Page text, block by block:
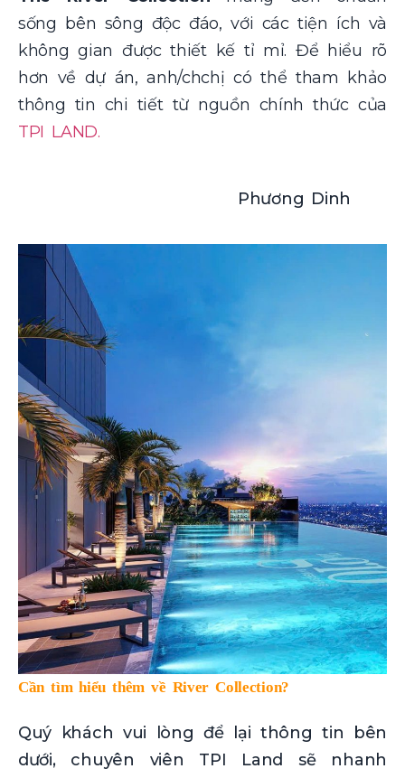
sống bên sông độc đáo, với các tiện ích và
không gian được thiết kế tỉ mỉ. Để hiểu rõ
hơn về dự án, anh/chchị có thể tham khảo
thông tin chi tiết từ nguồn chính thức của
TPI LAND.
Phương Dinh
Cần tìm hiểu thêm về River Collection?
Quý khách vui lòng để lại thông tin bên
dưới, chuyên viên TPI Land sẽ nhanh